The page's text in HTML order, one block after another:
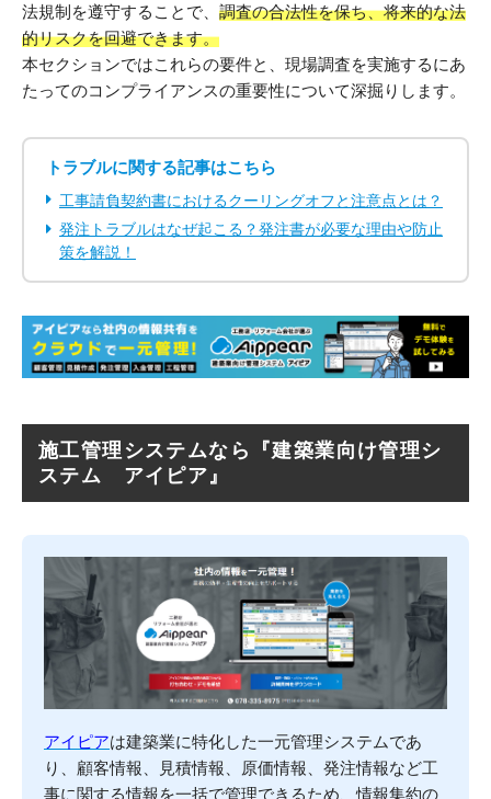
法規制を遵守することで、 調査の合法性を保ち、将来的な法
的リスクを回避できます。
本セクションではこれらの要件と、現場調査を実施するにあ
たってのコンプライアンスの重要性について深掘りします。
トラブルに関する記事はこちら
工事請負契約書におけるクーリングオフと注意点とは？
発注トラブルはなぜ起こる？発注書が必要な理由や防止
策を解説！
施工管理システムなら『建築業向け管理シ
ステム アイピア』
アイピアは建築業に特化した一元管理システムであ
り、顧客情報、見積情報、原価情報、発注情報など工
事に関する情報を一括で管理できるため、情報集約の